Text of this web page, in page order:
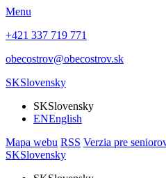
Menu
+421 337 719 771
obecostrov@obecostrov.sk
SKSlovensky
SKSlovensky
ENEnglish
Mapa webu RSS Verzia pre
SKSlovensky